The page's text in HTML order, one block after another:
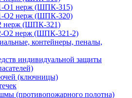
нерж (ШПК-315)
нерж (ШПК-320)
(ШПК-321)
нерж (ШПК-321-2)
контейнеры, пеналы,
индивидуальной защиты
(ключницы)
(противопожарного полотна)